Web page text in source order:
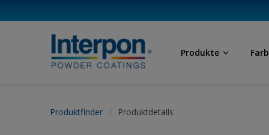
Produkte
Produktfinder Produktdetails